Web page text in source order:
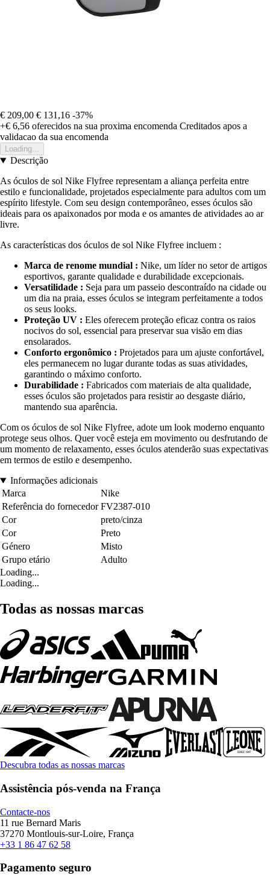
€ 209,00 € 131,16 -37%
+€ 6,56 oferecidos na sua proxima encomenda Creditados apos a
validacao da sua encomenda
Loading...
Descrição
As óculos de sol Nike Flyfree representam a aliança perfeita entre
estilo e funcionalidade, projetados especialmente para adultos com um
espírito lifestyle. Com seu design contemporâneo, esses óculos são
ideais para os apaixonados por moda e os amantes de atividades ao ar
livre.
As características dos óculos de sol Nike Flyfree incluem :
Marca de renome mundial : Nike, um líder no setor de artigos
esportivos, garante qualidade e durabilidade excepcionais.
Versatilidade : Seja para um passeio descontraído na cidade ou
um dia na praia, esses óculos se integram perfeitamente a todos
os seus looks.
Proteção UV : Eles oferecem proteção eficaz contra os raios
nocivos do sol, essencial para preservar sua visão em dias
ensolarados.
Conforto ergonômico : Projetados para um ajuste confortável,
eles permanecem no lugar durante todas as suas atividades,
garantindo o máximo conforto.
Durabilidade : Fabricados com materiais de alta qualidade,
esses óculos são projetados para resistir ao desgaste diário,
mantendo sua aparência.
Com os óculos de sol Nike Flyfree, adote um look moderno enquanto
protege seus olhos. Quer você esteja em movimento ou desfrutando de
um momento de relaxamento, esses óculos atenderão suas expectativas
em termos de estilo e desempenho.
Informações adicionais
Marca
Nike
Referência do fornecedor FV2387-010
Cor
preto/cinza
Cor
Preto
Género
Misto
Grupo etário
Adulto
Loading...
Loading...
Todas as nossas marcas
Descubra todas as nossas marcas
Assistência pós-venda na França
Contacte-nos
11 rue Bernard Maris
37270 Montlouis-sur-Loire, França
+33 1 86 47 62 58
Pagamento seguro